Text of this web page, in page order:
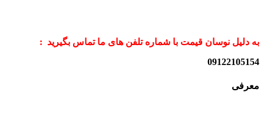
به دلیل نوسان قیمت با شماره تلفن های ما تماس بگیرید :
09122105154
معرفی